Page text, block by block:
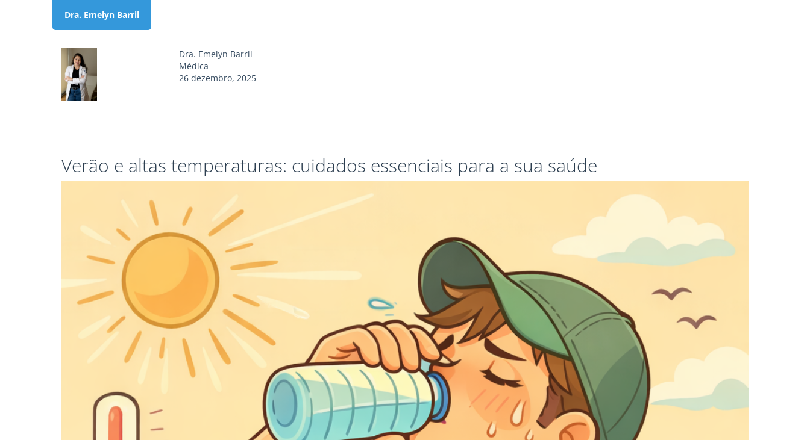
Dra. Emelyn Barril
Dra. Emelyn Barril
Médica
26 dezembro, 2025
Verão e altas temperaturas: cuidados essenciais para a sua saúde